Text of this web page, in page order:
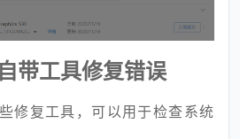
带工具修复错误
修复工具，可以用于检查系统